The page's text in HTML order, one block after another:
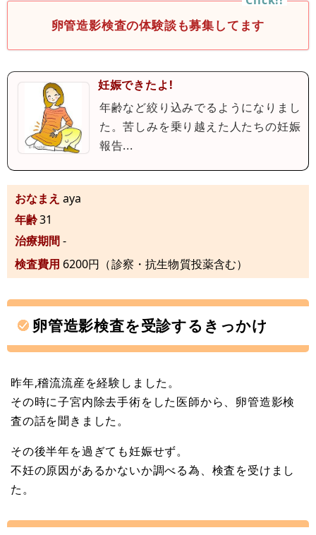
卵管造影検査の体験談も募集してます
妊娠できたよ!
年齢など絞り込みでるようになりまし
た。苦しみを乗り越えた人たちの妊娠
報告...
おなまえ aya
年齢31
治療期間-
検査費用 6200円（診察・抗生物質投薬含む）
卵管造影検査を受診するきっかけ
昨年,稽流流産を経験しました。
その時に子宮内除去手術をした医師から、卵管造影検
査の話を聞きました。
その後半年を過ぎても妊娠せず。
不妊の原因があるかないか調べる為、検査を受けまし
た。